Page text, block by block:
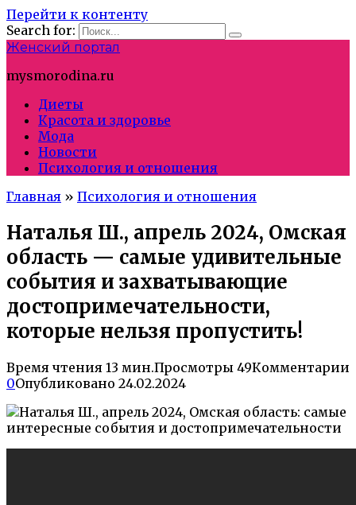
Перейти к контенту
Search for:
Женский портал
mysmorodina.ru
Диеты
Красота и здоровье
Мода
Новости
Психология и отношения
Главная » Психология и отношения
Наталья Ш., апрель 2024, Омская
область — самые удивительные
события и захватывающие
достопримечательности,
которые нельзя пропустить!
Время чтения 13 мин.Просмотры 49Комментарии
0Опубликовано 24.02.2024